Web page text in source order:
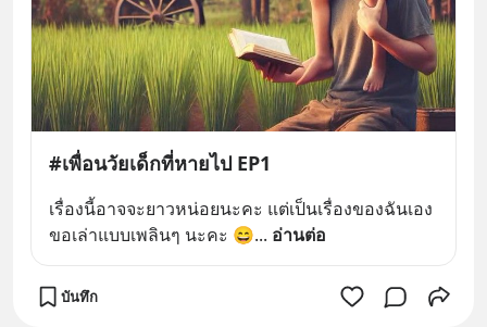
#เพื่อนวัยเด็กที่หายไป EP1
เรื่องนี้อาจจะยาวหน่อยนะคะ แต่เป็นเรื่องของฉันเอง
ขอเล่าแบบเพลินๆ นะคะ 😄... อ่านต่อ
บันทึก